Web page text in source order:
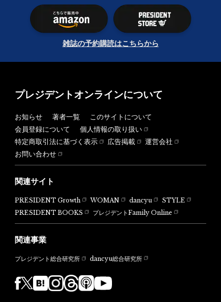
雑誌の予約購読はこちらから
プレジデントオンラインについて
お知らせ 著者一覧
このサイトについて
会員登録について
個人情報の取り扱い
特定商取引法に基づく表示
広告掲載
運営会社
お問い合わせ
関連サイト
PRESIDENT Growth WOMAN dancyu
STYLE
PRESIDENT BOOKS
プレジデントFamily Online
関連事業
プレジデント総合研究所 dancyu総合研究所